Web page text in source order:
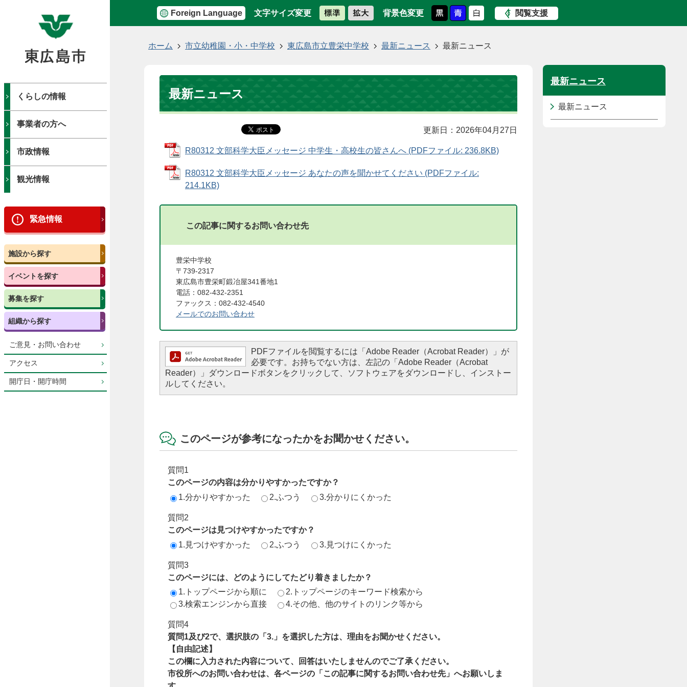
Foreign Language 文字サイズ変更 背景色変更 閲覧支援
くらしの情報
事業者の方へ
市政情報
観光情報
緊急情報
施設から探す
イベントを探す
募集を探す
組織から探す
ご意見・お問い合わせ
アクセス
開庁日・開庁時間
ホーム 市立幼稚園・小・中学校 東広島市立豊栄中学校 最新ニュース 最新ニュース
最新ニュース
更新日：2026年04月27日
R80312 文部科学大臣メッセージ 中学生・高校生の皆さんへ (PDFファイル: 236.8KB)
R80312 文部科学大臣メッセージ あなたの声を聞かせてください (PDFファイル:
214.1KB)
この記事に関するお問い合わせ先
豊栄中学校
〒739-2317
東広島市豊栄町鍛冶屋341番地1
電話：082-432-2351
ファックス：082-432-4540
メールでのお問い合わせ
PDFファイルを閲覧するには「Adobe Reader（Acrobat Reader）」が
必要です。お持ちでない方は、左記の「Adobe Reader（Acrobat
Reader）」ダウンロードボタンをクリックして、ソフトウェアをダウンロードし、インストー
ルしてください。
このページが参考になったかをお聞かせください。
質問1
このページの内容は分かりやすかったですか？
1.分かりやすかった
2.ふつう 3.分かりにくかった
質問2
このページは見つけやすかったですか？
1.見つけやすかった
2.ふつう 3.見つけにくかった
質問3
このページには、どのようにしてたどり着きましたか？
1.トップページから順に
2.トップページのキーワード検索から
3.検索エンジンから直接
4.その他、他のサイトのリンク等から
質問4
質問1及び2で、選択肢の「3.」を選択した方は、理由をお聞かせください。
【自由記述】
この欄に入力された内容について、回答はいたしませんのでご了承ください。
市役所へのお問い合わせは、各ページの「この記事に関するお問い合わせ先」へお願いしま
最新ニュース
最新ニュース